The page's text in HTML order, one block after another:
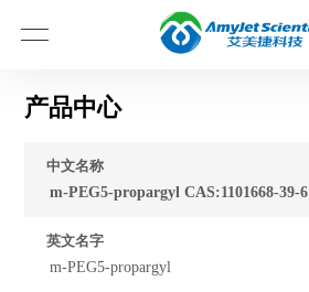
产品中心
中文名称
m-PEG5-propargyl CAS:1101668-39-6
英文名字
m-PEG5-propargyl